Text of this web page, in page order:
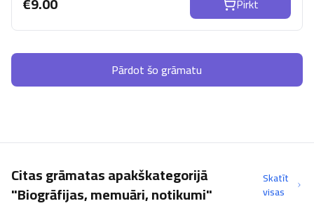
Pirkt
Pārdot šo grāmatu
Citas grāmatas apakškategorijā
"Biogrāfijas, memuāri, notikumi"
Skatīt
visas